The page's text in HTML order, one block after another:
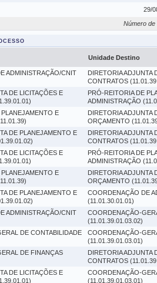
29/
Número
Unidade Destino
ADMINISTRAÇÃO/CNIT
DIRETORIA ADJUNTA
CONTRATOS
DE LICITAÇÕES E
PRÓ-REITORIA DE
ADMINISTRAÇÃO
E
DIRETORIA ADJUNTA
ORÇAMENTO
DE PLANEJAMENTO E
DIRETORIA ADJUNTA
CONTRATOS
DE LICITAÇÕES E
PRÓ-REITORIA DE
ADMINISTRAÇÃO
E
DIRETORIA ADJUNTA
ORÇAMENTO
DE PLANEJAMENTO E
COORDENAÇÃO DE
(11.01.30.01.01)
ADMINISTRAÇÃO/CNIT
COORDENAÇÃO-
(11.01.39.01.03.02)
DE CONTABILIDADE
COORDENAÇÃO-
(11.01.39.01.03.01)
DE FINANÇAS
DIRETORIA ADJUNTA
CONTRATOS
DE LICITAÇÕES E
COORDENAÇÃO-
(11.01.39.01.03.01)